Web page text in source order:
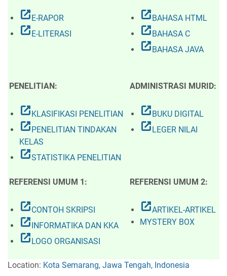
open_in_new E-RAPOR
open_in_new E-LITERASI
open_in_new BAHASA HTML
open_in_new BAHASA C
open_in_new BAHASA JAVA
PENELITIAN: ADMINISTRASI MURID:
open_in_new KLASIFIKASI PENELITIAN
open_in_new PENELITIAN TINDAKAN
KELAS
open_in_newSTATISTIKA PENELITIAN
open_in_new BUKU DIGITAL
open_in_new LEGER NILAI
REFERENSI UMUM 1: REFERENSI UMUM 2:
open_in_newCONTOH SKRIPSI
open_in_new INFORMATIKA DAN KKA
open_in_new LOGO ORGANISASI
open_in_newARTIKEL-ARTIKEL
MYSTERY BOX
Location: Kota Semarang, Jawa Tengah, Indonesia